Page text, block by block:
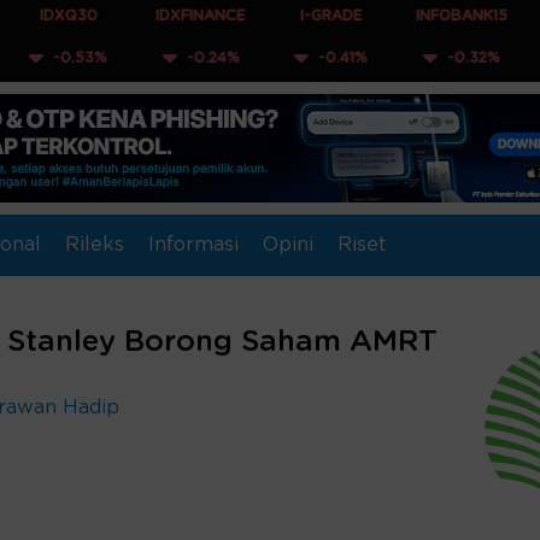
IDXFINANCE
-0.24%
I-GRADE
-0.41%
INFOBANK15
-0.32% -0.12%
Rileks Informasi Opini Riset
Borong Saham AMRT
Irawan Hadip